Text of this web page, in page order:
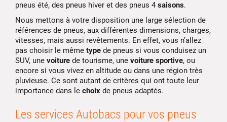
pneus été, des pneus hiver et des pneus 4 saisons.
Nous mettons à votre disposition une large sélection de
références de pneus, aux différentes dimensions, charges,
vitesses, mais aussi revêtements. En effet, vous n’allez
pas choisir le même type de pneus si vous conduisez un
SUV, une voiture de tourisme, une voiture sportive, ou
encore si vous vivez en altitude ou dans une région très
pluvieuse. Ce sont autant de critères qui ont toute leur
importance dans le choix de pneus adaptés.
Les services Autobacs pour vos pneus